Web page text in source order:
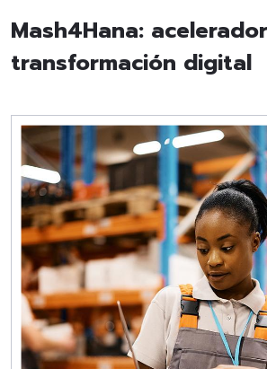
Mash4Hana:
transformación digital